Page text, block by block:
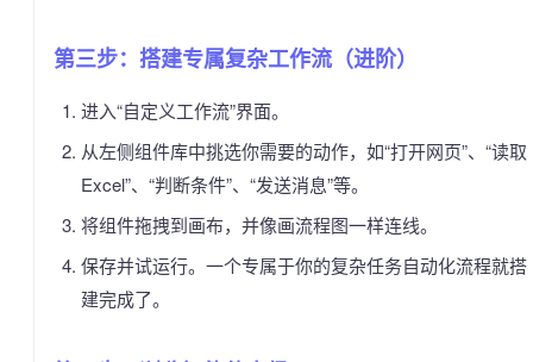
第三步：搭建专属复杂工作流（进阶）
进入“自定义工作流”界面。
从左侧组件库中挑选你需要的动作，如“打开网页”、“读取
Excel”、“判断条件”、“发送消息”等。
将组件拖拽到画布，并像画流程图一样连线。
保存并试运行。一个专属于你的复杂任务自动化流程就搭
建完成了。